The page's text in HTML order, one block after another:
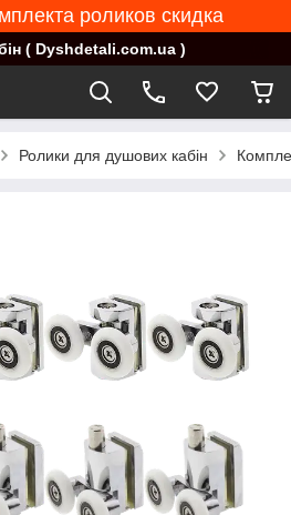
роликов скидка
( Dyshdetali.com.ua )
Ролики для душових кабін